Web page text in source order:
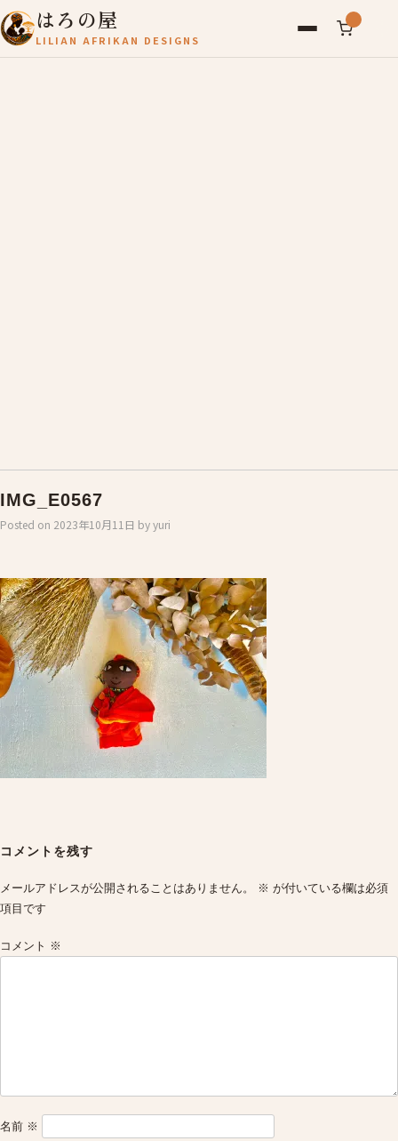
はろの屋
LILIAN AFRIKAN DESIGNS
IMG_E0567
Posted on 2023年10月11日 byyuri
navigation
コメントを残す
メールアドレスが公開されることはありません。 ※ が付いている欄は必須
項目です
コメント ※
名前 ※